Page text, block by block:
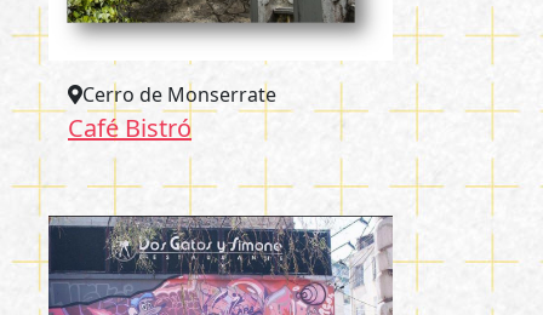
Cerro de Monserrate
Café Bistró